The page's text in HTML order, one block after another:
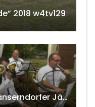
2018 w4tv129
11. Jagdheuriger der Gänserndorfer Jäger 2020 w4tv166